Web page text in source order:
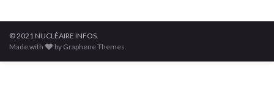
© 2021 NUCLÉAIRE INFOS.
Made with
by Graphene Themes.